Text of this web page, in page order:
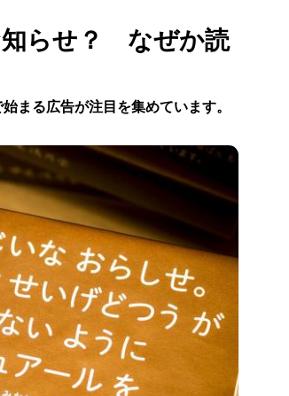
らせ？ なぜか読
まる広告が注目を集めています。